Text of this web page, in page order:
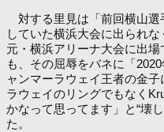
対する里見は「前回横山選
していた横浜大会に出られ
元・横浜アリーナ大会に出
も、その屈辱をバネに「
ャンマーラウェイ王者の金
ラウェイのリングでもなく
かなって思ってます」と“壊
た。